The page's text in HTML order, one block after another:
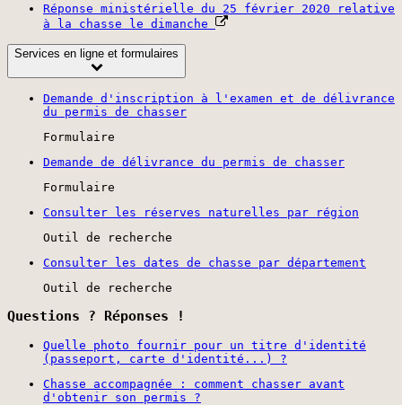
Réponse ministérielle du 25 février 2020 relative
à la chasse le dimanche
Services en ligne et formulaires
Demande d'inscription à l'examen et de délivrance
du permis de chasser
Formulaire
Demande de délivrance du permis de chasser
Formulaire
Consulter les réserves naturelles par région
Outil de recherche
Consulter les dates de chasse par département
Outil de recherche
Questions ? Réponses !
Quelle photo fournir pour un titre d'identité
(passeport, carte d'identité...) ?
Chasse accompagnée : comment chasser avant
d'obtenir son permis ?